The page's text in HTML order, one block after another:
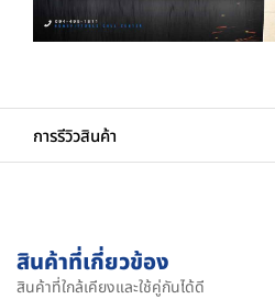
การรีวิวสินค้า
สินค้าที่เกี่ยวข้อง
สินค้าที่ใกล้เคียงและใช้คู่กันได้ดี